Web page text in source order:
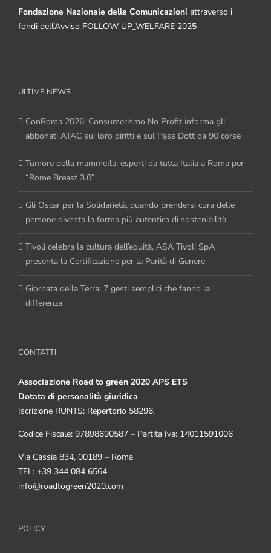
Fondazione Nazionale delle Comunicazioni attraverso i
fondi dell’Avviso FOLLOW UP_WELFARE 2025
ULTIME NEWS
ConRoma 2026: Consumerismo No Profit informa gli
abbonati ATAC sui loro diritti e sul Pass Dott da 90 corse
Tumore della mammella, esperti da tutta Italia a Roma per
“Rome Breast 3.0”
Gli Oscar per la Solidarietà, quando prendersi cura delle
persone diventa la forma più autentica di sostenibilità
Tivoli celebra la cultura dell’equità. ASA Tivoli SpA
presenta la Certificazione per la Parità di Genere
Giornata della Terra: 7 gesti semplici che fanno la
differenza
CONTATTI
Associazione Road to green 2020 APS ETS
Dotata di personalità giuridica
Iscrizione RUNTS: Repertorio 58296.
Codice Fiscale: 97898690587 – Partita Iva: 14011591006
Via Cassia 834, 00189 – Roma
TEL: +39 344 084 6564
info@roadtogreen2020.com
POLICY